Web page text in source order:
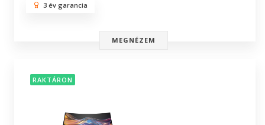
3 év garancia
MEGNÉZEM
RAKTÁRON